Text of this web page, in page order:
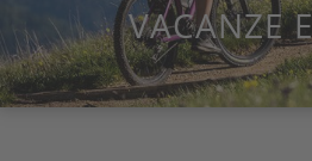
VACANZE